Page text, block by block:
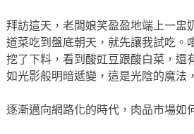
拜訪這天，老闆娘笑盈盈地端上一盅
道菜吃到盤底朝天，就先讓我試吃。
挖了下料，看到酸豇豆跟酸白菜，還
如光影般明暗遞變，這是光陰的魔法
逐漸邁向網路化的時代，肉品市場如